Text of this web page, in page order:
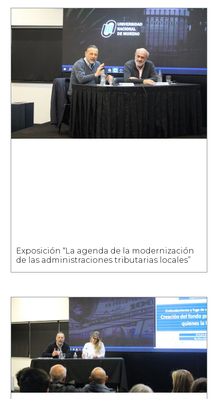
Exposición “La agenda de la modernización
de las administraciones tributarias locales”